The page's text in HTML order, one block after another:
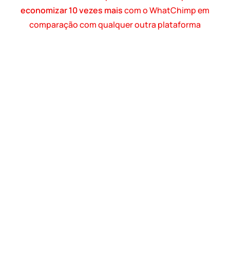
economizar 10 vezes maiscom o WhatChimp em
comparação com qualquer outra plataforma